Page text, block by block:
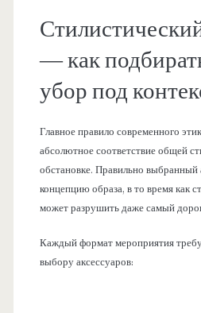
— как
убор под
Главное правило современного
абсолютное соответствие общей
обстановке. Правильно выбранный
концепцию образа, в то время как
может разрушить даже самый
Каждый формат мероприятия
выбору аксессуаров: